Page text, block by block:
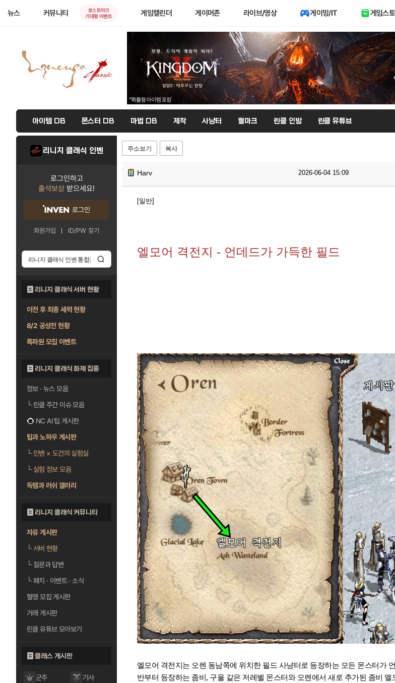
뉴스 커뮤니티
로스트아크
기대평 이벤트
게임캘린더 게이머존 라이브/영상 게이밍/IT 게임스
아이템 DB 몬스터 DB 마법 DB 제작 사냥터 혈마크 린클 인방 린클 유튜브
리니지 클래식 인벤
로그인하고
출석보상 받으세요!
로그인
회원가입 ID/PW 찾기
리니지 클래식 서버 현황
이전 후 최종 세력 현황
8/2 공성전 현황
특파원 모집 이벤트
리니지 클래식 화제 집중
정보 · 뉴스 모음
└린클 주간 이슈 모음
NC AI 팁 게시판
팁과 노하우 게시판
└인벤 × 도건의 실험실
└실험 정보 모음
득템과 러쉬 갤러리
리니지 클래식 커뮤니티
자유 게시판
└서버 현황
└질문과 답변
└패치 · 이벤트 · 소식
혈맹 모집 게시판
거래 게시판
린클 유튜브 모아보기
클래스 게시판
군주 기사
주소보기 복사
Harv 2026-06-04 15:09
[일반]
엘모어 격전지 - 언데드가 가득한 필드
엘모어 격전지는 오렌 동남쪽에 위치한 필드 사냥터로 등장하는 모든 몬스터가
반부터 등장하는 좀비, 구울 같은 저레벨 몬스터와 오렌에서 새로 추가된 좀비